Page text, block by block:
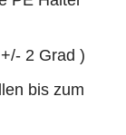
2 Grad )
bis zum